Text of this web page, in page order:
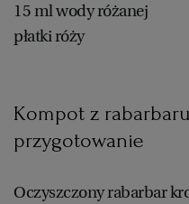
15 ml wody różanej
płatki róży
Kompot z
przygotowanie
Oczyszczony rabarbar